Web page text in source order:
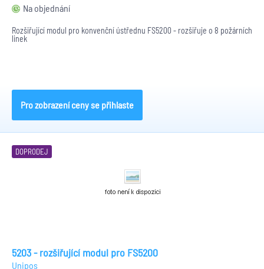
Na objednání
Rozšiřující modul pro konvenční ústřednu FS5200 - rozšiřuje o 8 požárních
linek
Pro zobrazení ceny se přihlaste
DOPRODEJ
5203 - rozšiřující modul pro FS5200
Unipos